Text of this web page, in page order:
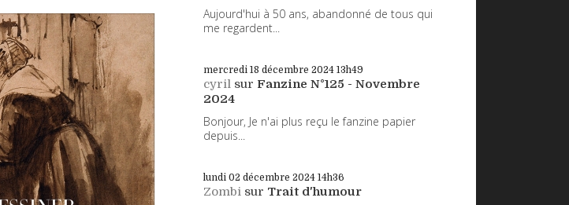
Aujourd'hui à 50 ans, abandonné de tous qui
me regardent...
mercredi 18 décembre 2024 13h49
cyril sur Fanzine N°125 - Novembre
2024
Bonjour, Je n'ai plus reçu le fanzine papier
depuis...
lundi 02 décembre 2024 14h36
Zombi sur Trait d'humour